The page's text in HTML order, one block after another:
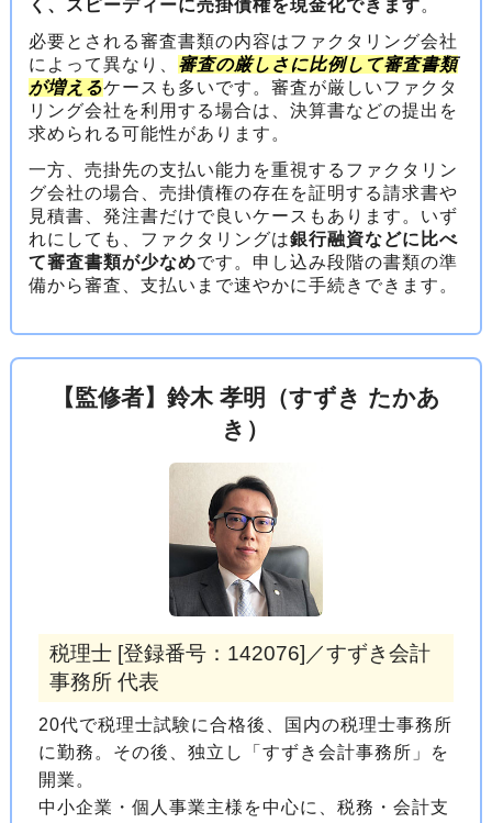
く、スピーディーに売掛債権を現金化できます。
必要とされる審査書類の内容はファクタリング会社
によって異なり、 審査の厳しさに比例して審査書類
が増えるケースも多いです。審査が厳しいファクタ
リング会社を利用する場合は、決算書などの提出を
求められる可能性があります。
一方、売掛先の支払い能力を重視するファクタリン
グ会社の場合、売掛債権の存在を証明する請求書や
見積書、発注書だけで良いケースもあります。いず
れにしても、ファクタリングは銀行融資などに比べ
て審査書類が少なめです。申し込み段階の書類の準
備から審査、支払いまで速やかに手続きできます。
【監修者】鈴木 孝明（すずき たかあ
き）
税理士 [登録番号：142076]／すずき会計
事務所 代表
20代で税理士試験に合格後、国内の税理士事務所
に勤務。その後、独立し「すずき会計事務所」を
開業。
中小企業・個人事業主様を中心に、税務・会計支